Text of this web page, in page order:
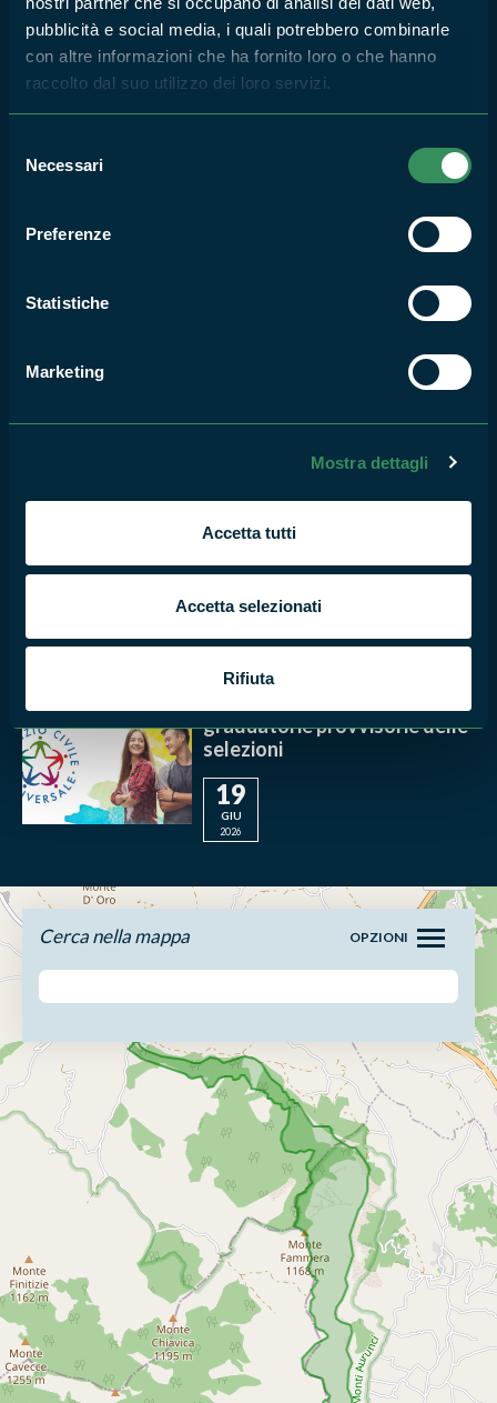
pubblicità e social media, i quali potrebbero combinarle
con altre informazioni che ha fornito loro o che hanno
raccolto dal suo utilizzo dei loro servizi.
delNecessari
Preferenze
Statistiche
Marketing
Mostra dettagli
Accetta tutti
Accetta selezionati
Rifiuta
18
LUG
2026
Inaugurazione della nuova
area playground presso il
PARCO MONTI AURUNCI
Manifestazione di Interesse
per la Manutenzione del
Parco Automezzi dell'Ente
24
GIU
PARCO MONTI AURUNCI
Servizio Civile Universale
graduatorie provvisorie delle
selezioni
19
GIU
2026
Cerca nella mappa OPZIONI